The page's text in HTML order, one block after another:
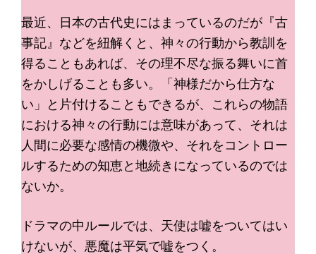
最近、日本の古代史にはまっているのだが『古
事記』などを紐解くと、神々の行動から教訓を
得ることもあれば、その理不尽な振る舞いに首
をかしげることも多い。「神様だから仕方な
い」と片付けることもできるが、これらの物語
における神々の行動には意味があって、それは
人間に必要な感情の機微や、それをコントロー
ルするための知恵と地続きになっているのでは
ないか。
ドラマの中ルールでは、天使は嘘をついてはい
けないが、悪魔は平気で嘘をつく。